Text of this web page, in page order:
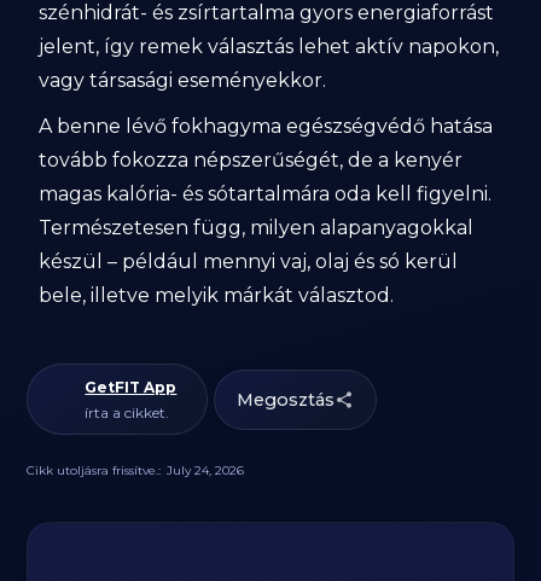
szénhidrát- és zsírtartalma gyors energiaforrást
jelent, így remek választás lehet aktív napokon,
vagy társasági eseményekkor.
A benne lévő fokhagyma egészségvédő hatása
tovább fokozza népszerűségét, de a kenyér
magas kalória- és sótartalmára oda kell figyelni.
Természetesen függ, milyen alapanyagokkal
készül – például mennyi vaj, olaj és só kerül
bele, illetve melyik márkát választod.
GetFIT App
írta a cikket.
Megosztás
Cikk utoljásra frissítve.: July 24, 2026